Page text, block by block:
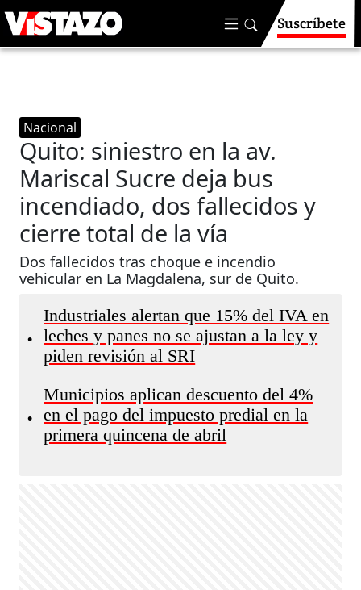
Suscríbete
Nacional
Quito: siniestro en la av.
Mariscal Sucre deja bus
incendiado, dos fallecidos y
cierre total de la vía
Dos fallecidos tras choque e incendio
vehicular en La Magdalena, sur de Quito.
•
Industriales alertan que 15% del IVA en
leches y panes no se ajustan a la ley y
piden revisión al SRI
•
Municipios aplican descuento del 4%
en el pago del impuesto predial en la
primera quincena de abril